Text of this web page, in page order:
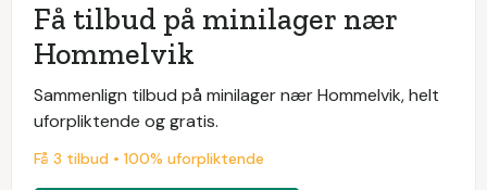
Få tilbud på minilager nær
Hommelvik
Sammenlign tilbud på minilager nær Hommelvik, helt
uforpliktende og gratis.
Få 3 tilbud • 100% uforpliktende